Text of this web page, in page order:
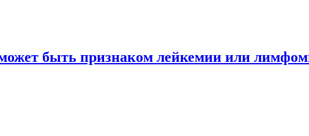
быть признаком лейкемии или